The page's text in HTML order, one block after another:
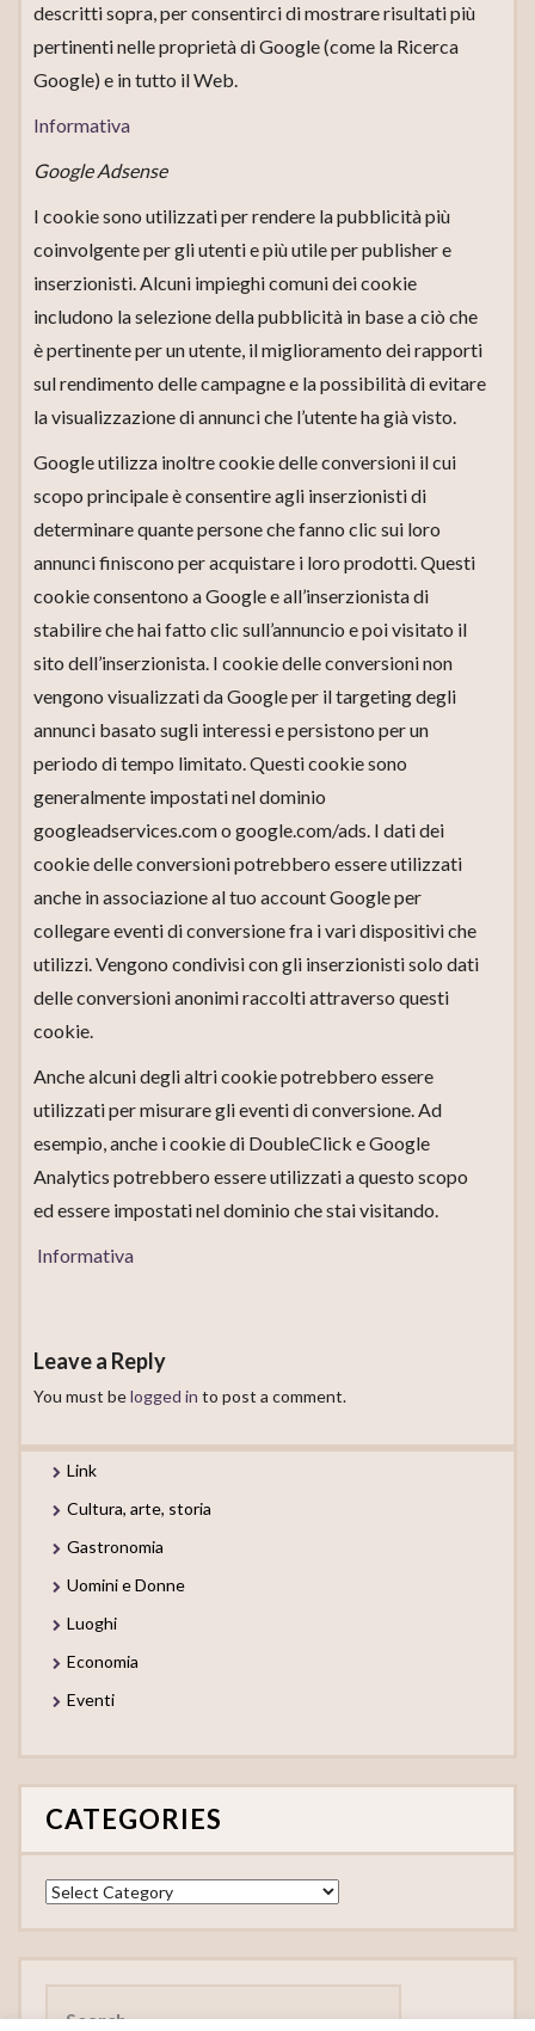
descritti sopra, per consentirci di mostrare risultati più
pertinenti nelle proprietà di Google (come la Ricerca
Google) e in tutto il Web.
Informativa
Google Adsense
I cookie sono utilizzati per rendere la pubblicità più
coinvolgente per gli utenti e più utile per publisher e
inserzionisti. Alcuni impieghi comuni dei cookie
includono la selezione della pubblicità in base a ciò che
è pertinente per un utente, il miglioramento dei rapporti
sul rendimento delle campagne e la possibilità di evitare
la visualizzazione di annunci che l’utente ha già visto.
Google utilizza inoltre cookie delle conversioni il cui
scopo principale è consentire agli inserzionisti di
determinare quante persone che fanno clic sui loro
annunci finiscono per acquistare i loro prodotti. Questi
cookie consentono a Google e all’inserzionista di
stabilire che hai fatto clic sull’annuncio e poi visitato il
sito dell’inserzionista. I cookie delle conversioni non
vengono visualizzati da Google per il targeting degli
annunci basato sugli interessi e persistono per un
periodo di tempo limitato. Questi cookie sono
generalmente impostati nel dominio
googleadservices.com o google.com/ads. I dati dei
cookie delle conversioni potrebbero essere utilizzati
anche in associazione al tuo account Google per
collegare eventi di conversione fra i vari dispositivi che
utilizzi. Vengono condivisi con gli inserzionisti solo dati
delle conversioni anonimi raccolti attraverso questi
cookie.
Anche alcuni degli altri cookie potrebbero essere
utilizzati per misurare gli eventi di conversione. Ad
esempio, anche i cookie di DoubleClick e Google
Analytics potrebbero essere utilizzati a questo scopo
ed essere impostati nel dominio che stai visitando.
Informativa
Leave a Reply
You must belogged in to post a comment.
Link
Cultura, arte, storia
Gastronomia
Uomini e Donne
Luoghi
Economia
Eventi
CATEGORIES
Categories